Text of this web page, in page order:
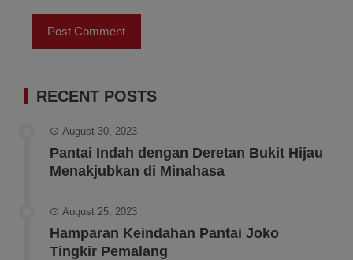
RECENT POSTS
August 30, 2023
Pantai Indah dengan Deretan Bukit Hijau
Menakjubkan di Minahasa
August 25, 2023
Hamparan Keindahan Pantai Joko
Tingkir Pemalang